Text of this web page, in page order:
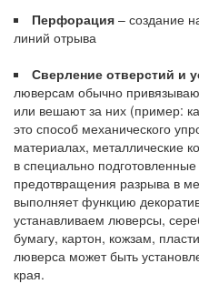
Перфорация – создание
линий отрыва
Сверление отверстий и
люверсам обычно
или вешают за них (пример:
это способ механического
материалах, металлические
в специально
предотвращения разрыва в
выполняет функцию
устанавливаем люверсы,
бумагу, картон, кожзам,
люверса может быть
края.